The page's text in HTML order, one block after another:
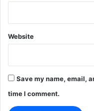
Website
Save my name, email,
time I comment.